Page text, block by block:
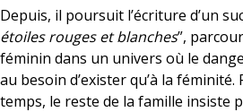
Depuis, il poursuit l’écriture d’un
étoiles rouges et blanches”,
féminin dans un univers où le
au besoin d’exister qu’à la féminité.
temps, le reste de la famille insiste